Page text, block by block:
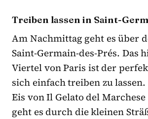
Treiben lassen in Saint-
Am Nachmittag geht es über
Saint-Germain-des-Prés. Das
Viertel von Paris ist der
sich einfach treiben zu
Eis von Il Gelato del
geht es durch die kleinen